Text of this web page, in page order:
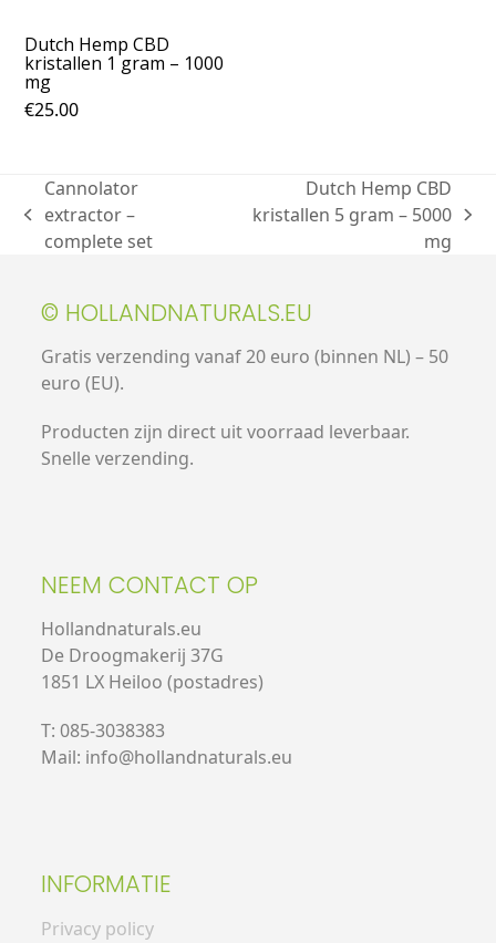
Dutch Hemp CBD
kristallen 1 gram – 1000
mg
€25.00
Cannolator
extractor –
complete set
Dutch Hemp CBD
kristallen 5 gram – 5000
mg
© HOLLANDNATURALS.EU
Gratis verzending vanaf 20 euro (binnen NL) – 50
euro (EU).
Producten zijn direct uit voorraad leverbaar.
Snelle verzending.
NEEM CONTACT OP
Hollandnaturals.eu
De Droogmakerij 37G
1851 LX Heiloo (postadres)
T: 085-3038383
Mail: info@hollandnaturals.eu
INFORMATIE
Privacy policy